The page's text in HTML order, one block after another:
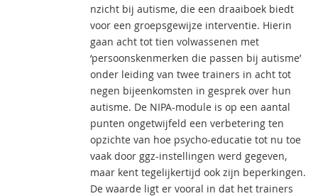
nzicht bij autisme, die een draaiboek biedt
voor een groepsgewijze interventie. Hierin
gaan acht tot tien volwassenen met
‘persoonskenmerken die passen bij autisme’
onder leiding van twee trainers in acht tot
negen bijeenkomsten in gesprek over hun
autisme. De NIPA-module is op een aantal
punten ongetwijfeld een verbetering ten
opzichte van hoe psycho-educatie tot nu toe
vaak door ggz-instellingen werd gegeven,
maar kent tegelijkertijd ook zijn beperkingen.
De waarde ligt er vooral in dat het trainers